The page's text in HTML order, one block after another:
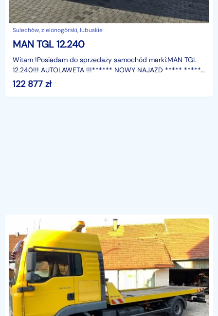
Sulechów, zielonogórski, lubuskie
MAN TGL 12.240
Witam !Posiadam do sprzedaży samochód marki:MAN TGL
12.240!!! AUTOLAWETA !!!****** NOWY NAJAZD ***** *****
SAMOCHÓD JEST ZAREJESTROWANY ********** FAKTURA
122 877 zł